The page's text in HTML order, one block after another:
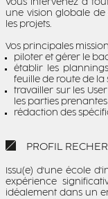
Vous intervenez à
une vision globale
les projets.
Vos principales
piloter et gérer le
établir les
feuille de route de la
travailler sur les
les parties prenantes
rédaction des
PROFIL
Issu(e) d'une école
expérience
idéalement dans un